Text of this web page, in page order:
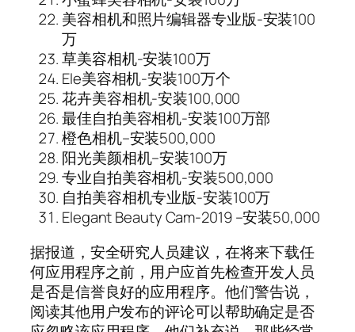
美容相机和照片编辑器专业版-安装100
万
草美容相机-安装100万
Ele美容相机-安装100万个
花卉美容相机-安装100,000
最佳自拍美容相机-安装100万部
橙色相机–安装500,000
阳光美颜相机–安装100万
专业自拍美容相机-安装500,000
自拍美容相机专业版-安装100万
Elegant Beauty Cam-2019 –安装50,000
据报道，安全研究人员建议，在将来下载任
何应用程序之前，用户应首先检查开发人员
是否是信誉良好的应用程序。他们警告说，
阅读其他用户发布的评论可以帮助确定是否